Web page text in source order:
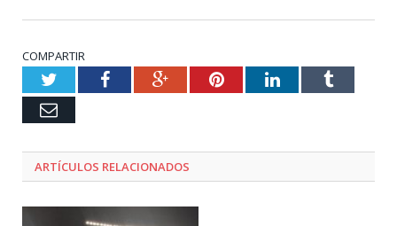
COMPARTIR
TwitterFacebookGoogle+PinterestLinkedInTumblr
Email
ARTÍCULOS RELACIONADOS